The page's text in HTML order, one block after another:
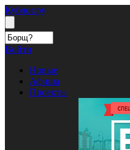
Кублог.ру
Войти
Новые
Афиша
Проекты